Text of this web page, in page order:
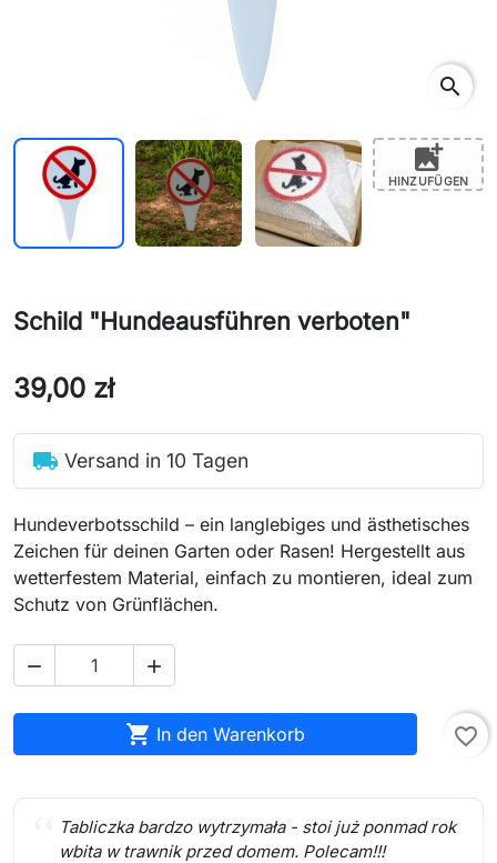
search
add_photo_alternate
HINZUFÜGEN
Schild "Hundeausführen verboten"
39,00 zł
local_shipping Versand in 10 Tagen
Hundeverbotsschild – ein langlebiges und ästhetisches
Zeichen für deinen Garten oder Rasen! Hergestellt aus
wetterfestem Material, einfach zu montieren, ideal zum
Schutz von Grünflächen.
 
 In den Warenkorb favorite_border
Tabliczka bardzo wytrzymała - stoi już ponmad rok
wbita w trawnik przed domem. Polecam!!!